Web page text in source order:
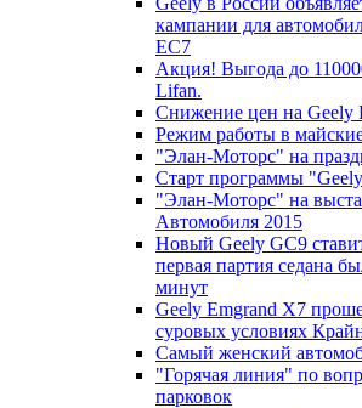
кампании для
EC7
Акция! Выгода до
Lifan.
Снижение цен на Geely
Режим работы в
"Элан-Моторс" на
Старт программы
"Элан-Моторс" на
Автомобиля 2015
Новый Geely GC9
первая партия седана
минут
Geely Emgrand X7
суровых условиях
Самый женский
"Горячая линия" по
парковок